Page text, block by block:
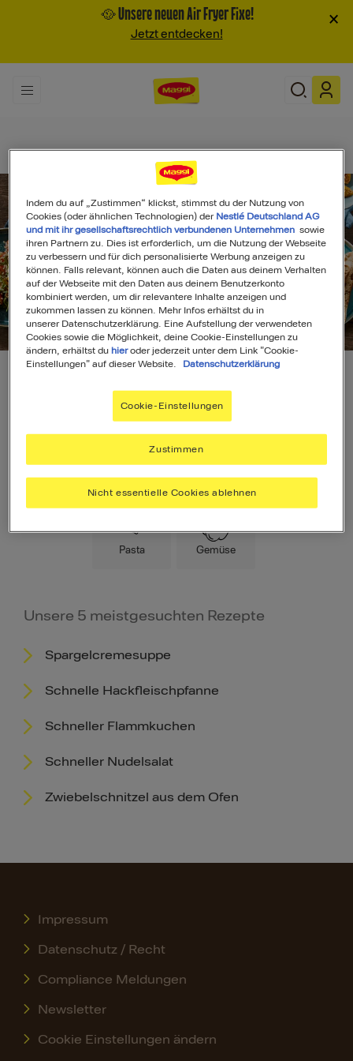
🥘 Unsere neuen Air Fryer Fixe!
Jetzt entdecken!
×
Search
Hauptspeise Fleisch Low Carb
Pasta Gemüse
Unsere 5 meistgesuchten Rezepte
Spargelcremesuppe
Schnelle Hackfleischpfanne
Schneller Flammkuchen
Schneller Nudelsalat
Zwiebelschnitzel aus dem Ofen
Impressum
Datenschutz / Recht
Compliance Meldungen
Newsletter
Cookie Einstellungen ändern
Indem du auf „Zustimmen“ klickst, stimmst du der Nutzung von
Cookies (oder ähnlichen Technologien) der Nestlé Deutschland AG
und mit ihr gesellschaftsrechtlich verbundenen Unternehmen sowie
ihren Partnern zu. Dies ist erforderlich, um die Nutzung der Webseite
zu verbessern und für dich personalisierte Werbung anzeigen zu
können. Falls relevant, können auch die Daten aus deinem Verhalten
auf der Webseite mit den Daten aus deinem Benutzerkonto
kombiniert werden, um dir relevantere Inhalte anzeigen und
zukommen lassen zu können. Mehr Infos erhältst du in
unserer Datenschutzerklärung. Eine Aufstellung der verwendeten
Cookies sowie die Möglichkeit, deine Cookie-Einstellungen zu
ändern, erhältst duhieroder jederzeit unter dem Link "Cookie-
Einstellungen" auf dieser Website.
Datenschutzerklärung
Cookie-Einstellungen
Nicht essentielle Cookies ablehnen
Zustimmen